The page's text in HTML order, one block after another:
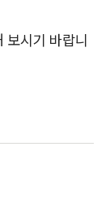
보시기 바랍니